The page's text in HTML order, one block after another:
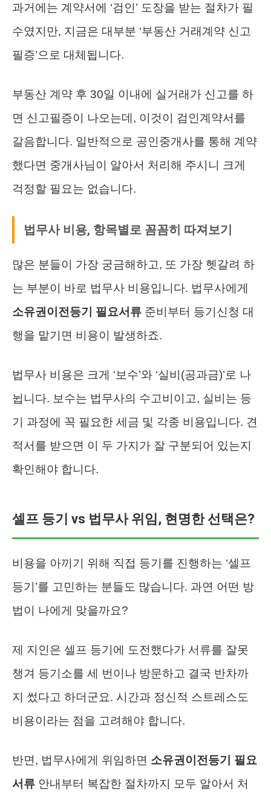
과거에는 계약서에 ‘검인’ 도장을 받는 절차가 필
수였지만, 지금은 대부분 ‘부동산 거래계약 신고
필증’으로 대체됩니다.
부동산 계약 후 30일 이내에 실거래가 신고를 하
면 신고필증이 나오는데, 이것이 검인계약서를
갈음합니다. 일반적으로 공인중개사를 통해 계약
했다면 중개사님이 알아서 처리해 주시니 크게
걱정할 필요는 없습니다.
법무사 비용, 항목별로 꼼꼼히 따져보기
많은 분들이 가장 궁금해하고, 또 가장 헷갈려 하
는 부분이 바로 법무사 비용입니다. 법무사에게
소유권이전등기 필요서류 준비부터 등기신청 대
행을 맡기면 비용이 발생하죠.
법무사 비용은 크게 ‘보수’와 ‘실비(공과금)’로 나
뉩니다. 보수는 법무사의 수고비이고, 실비는 등
기 과정에 꼭 필요한 세금 및 각종 비용입니다. 견
적서를 받으면 이 두 가지가 잘 구분되어 있는지
확인해야 합니다.
셀프 등기 vs 법무사 위임, 현명한 선택은?
비용을 아끼기 위해 직접 등기를 진행하는 ‘셀프
등기’를 고민하는 분들도 많습니다. 과연 어떤 방
법이 나에게 맞을까요?
제 지인은 셀프 등기에 도전했다가 서류를 잘못
챙겨 등기소를 세 번이나 방문하고 결국 반차까
지 썼다고 하더군요. 시간과 정신적 스트레스도
비용이라는 점을 고려해야 합니다.
반면, 법무사에게 위임하면 소유권이전등기 필요
서류 안내부터 복잡한 절차까지 모두 알아서 처